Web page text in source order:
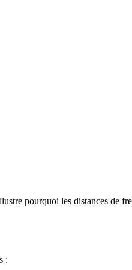
pourquoi les distances de
: